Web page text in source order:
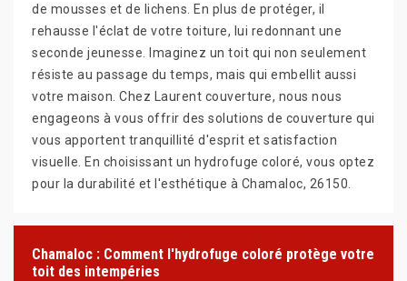
de mousses et de lichens. En plus de protéger, il
rehausse l'éclat de votre toiture, lui redonnant une
seconde jeunesse. Imaginez un toit qui non seulement
résiste au passage du temps, mais qui embellit aussi
votre maison. Chez Laurent couverture, nous nous
engageons à vous offrir des solutions de couverture qui
vous apportent tranquillité d'esprit et satisfaction
visuelle. En choisissant un hydrofuge coloré, vous optez
pour la durabilité et l'esthétique à Chamaloc, 26150.
Chamaloc : Comment l'hydrofuge coloré protège votre
toit des intempéries